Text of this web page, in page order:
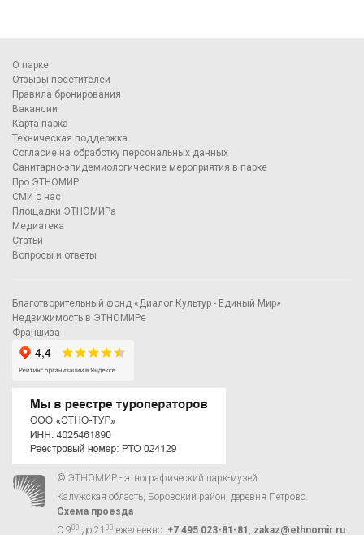
О парке
Отзывы посетителей
Правила бронирования
Вакансии
Карта парка
Техническая поддержка
Согласие на обработку персональных данных
Санитарно-эпидемиологические мероприятия в парке
Про ЭТНОМИР
СМИ о нас
Площадки ЭТНОМИРа
Медиатека
Статьи
Вопросы и ответы
Благотворительный фонд «Диалог Культур - Единый Мир»
Недвижимость в ЭТНОМИРе
Франшиза
© ЭТНОМИР - этнографический парк-музей
Калужская область, Боровский район, деревня Петрово.
Схема проезда
С 900 до 21 00 ежедневно: +7 495 023-81-81 , zakaz@ethnomir.ru